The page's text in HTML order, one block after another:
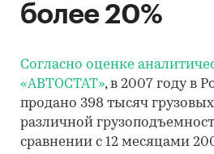
более 20%
Согласно оценке
«АВТОСТАТ», в 2007 году в
продано 398 тысяч
различной
сравнении с 12 месяцами